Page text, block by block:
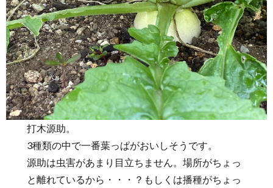
打木源助。
3種類の中で一番葉っぱがおいしそうです。
源助は虫害があまり目立ちません。場所がちょっ
と離れているから・・・？もしくは播種がちょっ